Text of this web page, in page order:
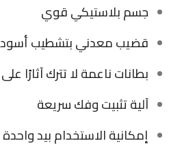
جسم بلاستيكي قوي
قضيب معدني بتشطيب أسود
بطانات ناعمة لا تترك آثارًا
آلية تثبيت وفك سريعة
إمكانية الاستخدام بيد واحدة